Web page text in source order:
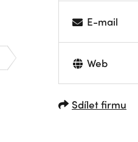
E-mail
Web
Sdílet firmu